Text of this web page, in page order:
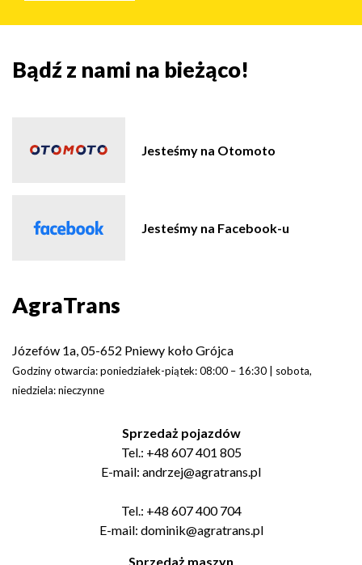
Bądź z nami na bieżąco!
Jesteśmy na Otomoto
Jesteśmy na Facebook-u
AgraTrans
Józefów 1a, 05-652 Pniewy koło Grójca
Godziny otwarcia: poniedziałek-piątek: 08:00 – 16:30 | sobota,
niedziela: nieczynne
Sprzedaż pojazdów
Tel.: +48 607 401 805
E-mail: andrzej@agratrans.pl
Tel.: +48 607 400 704
E-mail: dominik@agratrans.pl
Sprzedaż maszyn